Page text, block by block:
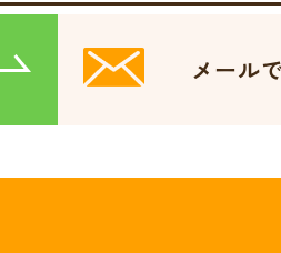
メール